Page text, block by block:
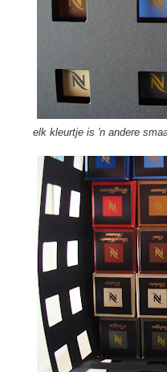
elk kleurtje is 'n andere